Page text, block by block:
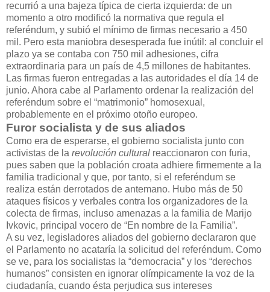
recurrió a una bajeza típica de cierta izquierda: de un
momento a otro modificó la normativa que regula el
referéndum, y subió el mínimo de firmas necesario a 450
mil. Pero esta maniobra desesperada fue inútil: al concluir el
plazo ya se contaba con 750 mil adhesiones, cifra
extraordinaria para un país de 4,5 millones de habitantes.
Las firmas fueron entregadas a las autoridades el día 14 de
junio. Ahora cabe al Parlamento ordenar la realización del
referéndum sobre el “matrimonio” homosexual,
probablemente en el próximo otoño europeo.
Furor socialista y de sus aliados
Como era de esperarse, el gobierno socialista junto con
activistas de la revolución cultural reaccionaron con furia,
pues saben que la población croata adhiere firmemente a la
familia tradicional y que, por tanto, si el referéndum se
realiza están derrotados de antemano. Hubo más de 50
ataques físicos y verbales contra los organizadores de la
colecta de firmas, incluso amenazas a la familia de Marijo
Ivkovic, principal vocero de “En nombre de la Familia”.
A su vez, legisladores aliados del gobierno declararon que
el Parlamento no acataría la solicitud del referéndum. Como
se ve, para los socialistas la “democracia” y los “derechos
humanos” consisten en ignorar olímpicamente la voz de la
ciudadanía, cuando ésta perjudica sus intereses